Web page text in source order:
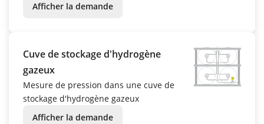
Afficher la demande
Cuve de stockage d'hydrogène
gazeux
Mesure de pression dans une cuve de
stockage d'hydrogène gazeux
Afficher la demande